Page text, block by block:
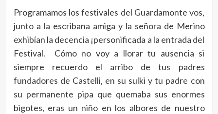
Programamos los festivales del Guardamonte vos,
junto a la escribana amiga y la señora de Merino
exhibían la decencia ¡personificada a la entrada del
Festival. Cómo no voy a llorar tu ausencia si
siempre recuerdo el arribo de tus padres
fundadores de Castelli, en su sulki y tu padre con
su permanente pipa que quemaba sus enormes
bigotes, eras un niño en los albores de nuestro